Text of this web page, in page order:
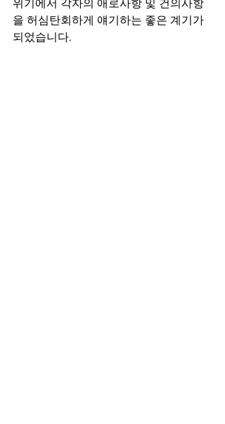
위기에서 각자의 애로사항 및 건의사항
을 허심탄회하게 얘기하는 좋은 계기가
되었습니다.